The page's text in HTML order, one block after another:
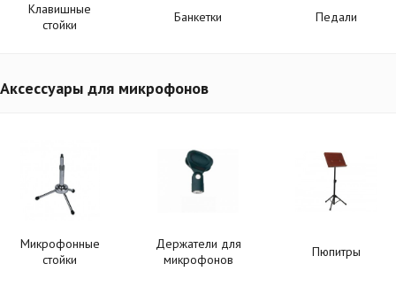
Клавишные
стойки
Банкетки Педали
Аксессуары для микрофонов
Микрофонные
стойки
Держатели для
микрофонов
Пюпитры